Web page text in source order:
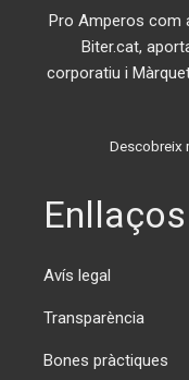
Pro Amperos com
Biter.cat,
corporatiu i
Descobreix
Avís legal
Transparència
Bones pràctiques